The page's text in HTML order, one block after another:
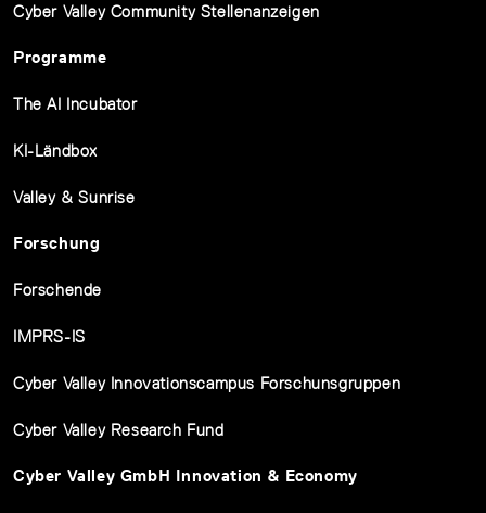
Cyber Valley Community Stellenanzeigen
Programme
The AI Incubator
KI-Ländbox
Valley & Sunrise
Forschung
Forschende
IMPRS-IS
Cyber Valley Innovationscampus Forschunsgruppen
Cyber Valley Research Fund
Cyber Valley GmbH Innovation & Economy